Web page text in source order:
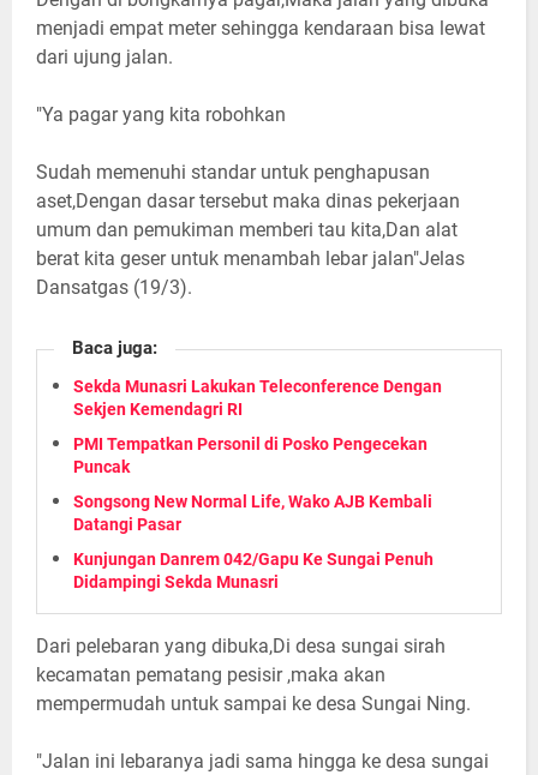
menjadi empat meter sehingga kendaraan bisa lewat
dari ujung jalan.
"Ya pagar yang kita robohkan
Sudah memenuhi standar untuk penghapusan
aset,Dengan dasar tersebut maka dinas pekerjaan
umum dan pemukiman memberi tau kita,Dan alat
berat kita geser untuk menambah lebar jalan"Jelas
Dansatgas (19/3).
Baca juga:
Sekda Munasri Lakukan Teleconference Dengan
Sekjen Kemendagri RI
PMI Tempatkan Personil di Posko Pengecekan
Puncak
Songsong New Normal Life, Wako AJB Kembali
Datangi Pasar
Kunjungan Danrem 042/Gapu Ke Sungai Penuh
Didampingi Sekda Munasri
Dari pelebaran yang dibuka,Di desa sungai sirah
kecamatan pematang pesisir ,maka akan
mempermudah untuk sampai ke desa Sungai Ning.
"Jalan ini lebaranya jadi sama hingga ke desa sungai